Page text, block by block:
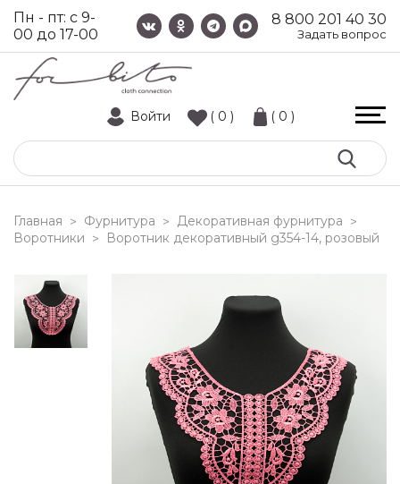
8 800 201 40 30
Задать вопрос
Пн - пт: с 9-
00 до 17-00
Войти ( 0 ) ( 0 )
Главная > Фурнитура > Декоративная фурнитура >
Воротники > воротник декоративный g354-14, розовый